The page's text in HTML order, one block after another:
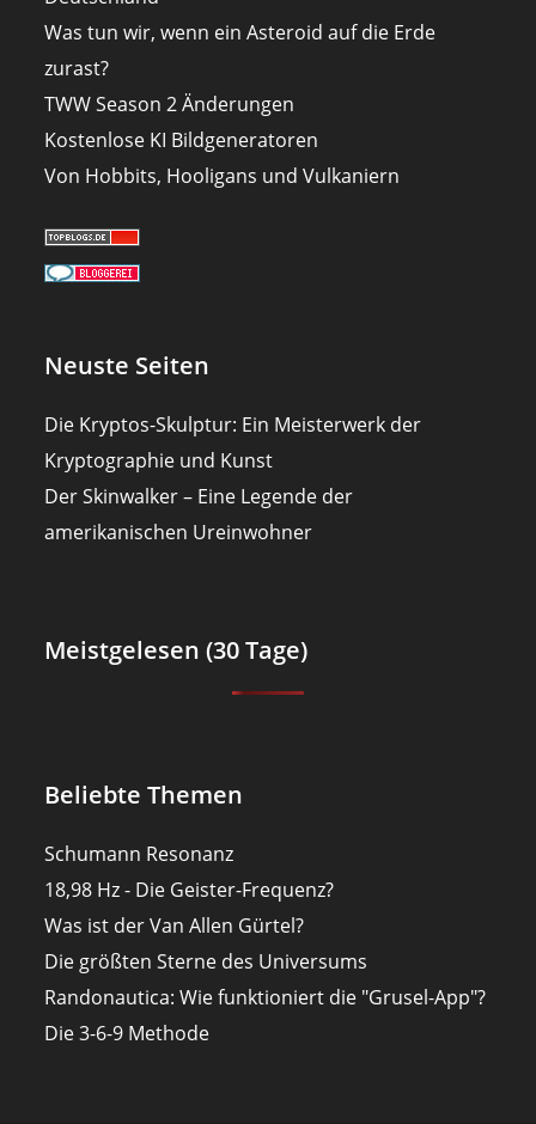
Was tun wir, wenn ein Asteroid auf die Erde
zurast?
TWW Season 2 Änderungen
Kostenlose KI Bildgeneratoren
Von Hobbits, Hooligans und Vulkaniern
Neuste Seiten
Die Kryptos-Skulptur: Ein Meisterwerk der
Kryptographie und Kunst
Der Skinwalker – Eine Legende der
amerikanischen Ureinwohner
Meistgelesen (30 Tage)
Beliebte Themen
Schumann Resonanz
18,98 Hz - Die Geister-Frequenz?
Was ist der Van Allen Gürtel?
Die größten Sterne des Universums
Randonautica: Wie funktioniert die "Grusel-App"?
Die 3-6-9 Methode